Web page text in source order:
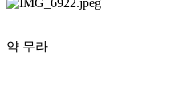
약 무라